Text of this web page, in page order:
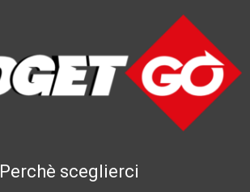
Perchè sceglierci